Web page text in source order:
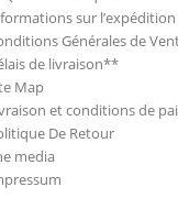
sur
Générales de
de livraison**
Map
et conditions de
De Retour
media